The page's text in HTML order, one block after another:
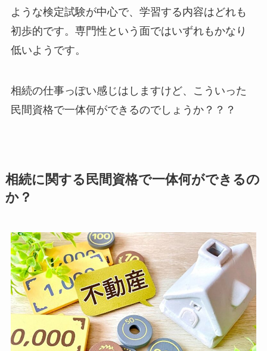
ような検定試験が中心で、学習する内容はどれも
初歩的です。専門性という面ではいずれもかなり
低いようです。
相続の仕事っぽい感じはしますけど、こういった
民間資格で一体何ができるのでしょうか？？？
相続に関する民間資格で一体何ができるの
か？